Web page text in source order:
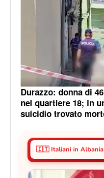
Durazzo: donna di
nel quartiere 18; in
suicidio trovato
🇮🇹 Italiani in Albania